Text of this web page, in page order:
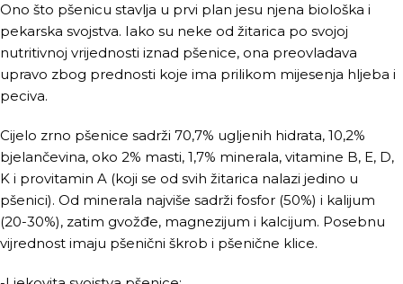
Ono što pšenicu stavlja u prvi plan jesu njena biološka i
pekarska svojstva. Iako su neke od žitarica po svojoj
nutritivnoj vrijednosti iznad pšenice, ona preovladava
upravo zbog prednosti koje ima prilikom mijesenja hljeba i
peciva.
Cijelo zrno pšenice sadrži 70,7% ugljenih hidrata, 10,2%
bjelančevina, oko 2% masti, 1,7% minerala, vitamine B, E, D,
K i provitamin A (koji se od svih žitarica nalazi jedino u
pšenici). Od minerala najviše sadrži fosfor (50%) i kalijum
(20-30%), zatim gvožđe, magnezijum i kalcijum. Posebnu
vijrednost imaju pšenični škrob i pšenične klice.